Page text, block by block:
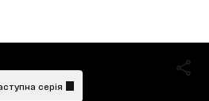
серія